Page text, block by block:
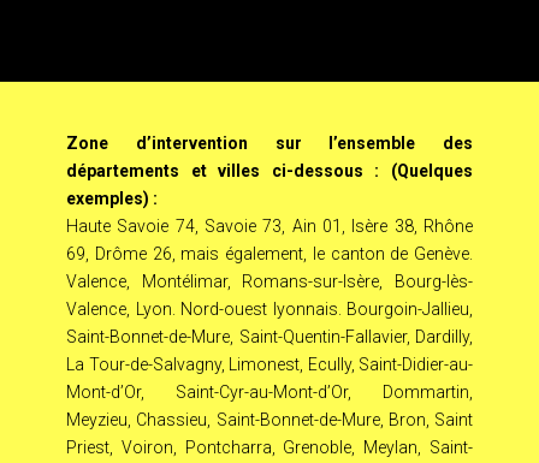
Zone d’intervention sur l’ensemble des
départements et villes ci-dessous : (Quelques
exemples) :
Haute Savoie 74, Savoie 73, Ain 01, Isère 38, Rhône
69, Drôme 26, mais également, le canton de Genève.
Valence, Montélimar, Romans-sur-Isère, Bourg-lès-
Valence, Lyon. Nord-ouest lyonnais. Bourgoin-Jallieu,
Saint-Bonnet-de-Mure, Saint-Quentin-Fallavier, Dardilly,
La Tour-de-Salvagny, Limonest, Ecully, Saint-Didier-au-
Mont-d’Or, Saint-Cyr-au-Mont-d’Or, Dommartin,
Meyzieu, Chassieu, Saint-Bonnet-de-Mure, Bron, Saint
Priest, Voiron, Pontcharra, Grenoble, Meylan, Saint-